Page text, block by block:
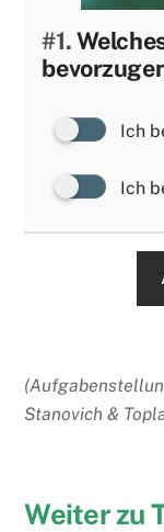
#1.
Ich
Ich
Stanovich &
Weiter zu